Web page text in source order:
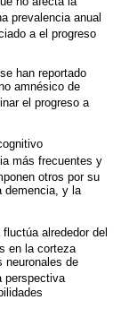
prevalencia anual
a el progreso
han reportado
amnésico de
el progreso a
más frecuentes y
otros por su
demencia, y la
alrededor del
en la corteza
neuronales de
perspectiva